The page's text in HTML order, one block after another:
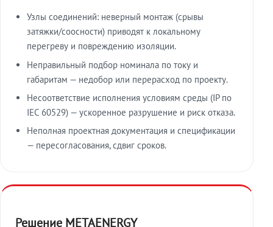
Узлы соединений: неверный монтаж (срывы
затяжки/соосности) приводят к локальному
перегреву и повреждению изоляции.
Неправильный подбор номинала по току и
габаритам — недобор или перерасход по проекту.
Несоответствие исполнения условиям среды (IP по
IEC 60529) — ускоренное разрушение и риск отказа.
Неполная проектная документация и спецификации
— пересогласования, сдвиг сроков.
Решение METAENERGY